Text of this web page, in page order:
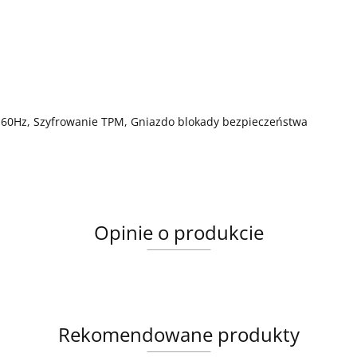
Szyfrowanie TPM, Gniazdo blokady bezpieczeństwa
Opinie o produkcie
Rekomendowane produkty